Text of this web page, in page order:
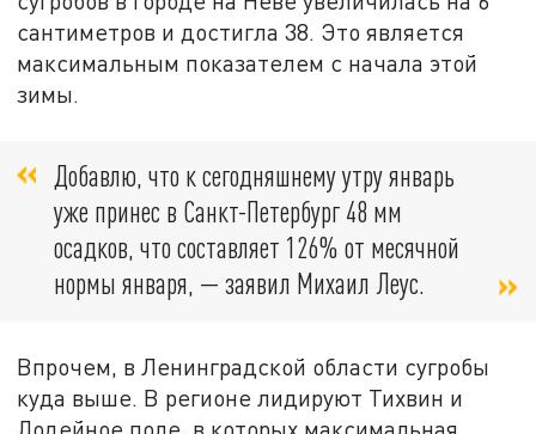
сантиметров и достигла 38. Это является
максимальным показателем с начала этой
зимы.
Добавлю, что к сегодняшнему утру январь
уже принес в Санкт-Петербург 48 мм
осадков, что составляет 126% от месячной
нормы января, — заявил Михаил Леус.
Впрочем, в Ленинградской области сугробы
куда выше. В регионе лидируют Тихвин и